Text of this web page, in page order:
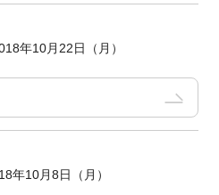
年10月22日（月）
年10月8日（月）